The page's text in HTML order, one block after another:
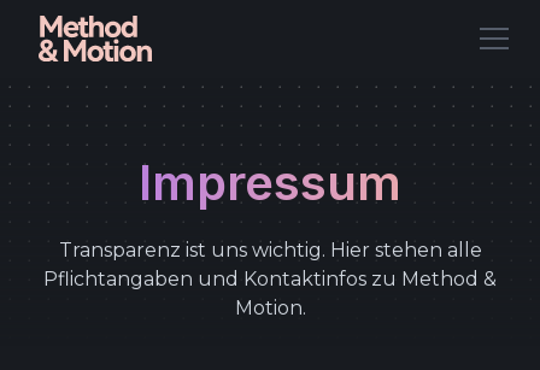
Impressum
Transparenz ist uns wichtig. Hier stehen alle
Pflichtangaben und Kontaktinfos zu Method &
Motion.